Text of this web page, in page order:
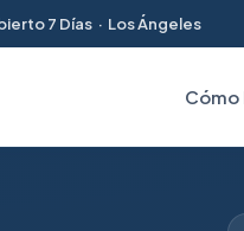
7 Días · Los Ángeles
Cómo